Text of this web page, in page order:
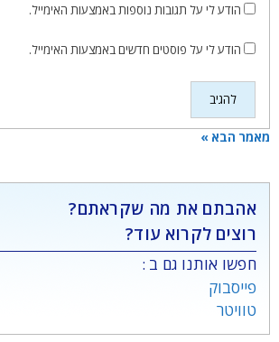
הודע לי על תגובות נוספות באמצעות האימייל.
הודע לי על פוסטים חדשים באמצעות האימייל.
מאמר הבא »
אהבתם את מה שקראתם?
רוצים לקרוא עוד?
חפשו אותנו גם ב :
פייסבוק
טוויטר